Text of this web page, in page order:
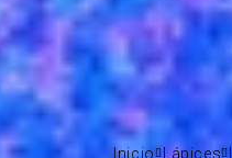
Inicio Lápices